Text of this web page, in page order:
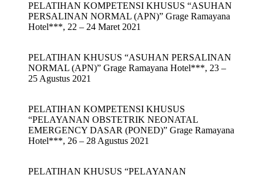
PELATIHAN KOMPETENSI KHUSUS “ASUHAN
PERSALINAN NORMAL (APN)” Grage Ramayana
Hotel***, 22 – 24 Maret 2021
PELATIHAN KHUSUS “ASUHAN PERSALINAN
NORMAL (APN)” Grage Ramayana Hotel***, 23 –
25 Agustus 2021
PELATIHAN KOMPETENSI KHUSUS
“PELAYANAN OBSTETRIK NEONATAL
EMERGENCY DASAR (PONED)” Grage Ramayana
Hotel***, 26 – 28 Agustus 2021
PELATIHAN KHUSUS “PELAYANAN